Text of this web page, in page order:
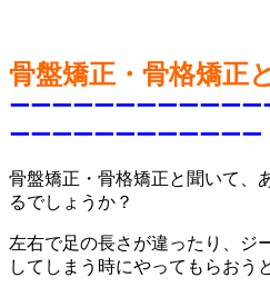
骨盤矯正・骨格矯正
ーーーーーーーーーーー
ーーーーーーーーーーーー
骨盤矯正・骨格矯正と聞いて、
るでしょうか？
左右で足の長さが違ったり、ジ
してしまう時にやってもらおう